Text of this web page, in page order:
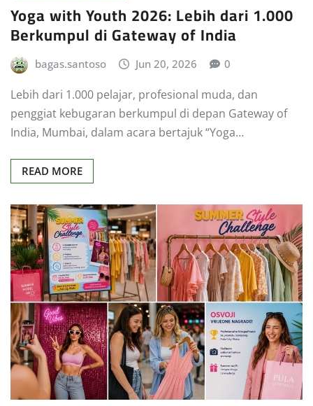
Yoga with Youth 2026: Lebih dari 1.000
Berkumpul di Gateway of India
bagas.santoso Jun 20, 2026 0
Lebih dari 1.000 pelajar, profesional muda, dan
penggiat kebugaran berkumpul di depan Gateway of
India, Mumbai, dalam acara bertajuk “Yoga…
READ MORE